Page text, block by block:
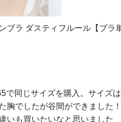
ブラ ダスティフルール【ブラ
で同じサイズを購入。サイズ
胸でしたが谷間ができました
いも買いたいなと思いました